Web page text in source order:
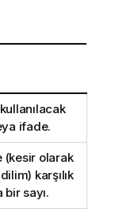
ifade.
(kesir olarak
karşılık
bir sayı.